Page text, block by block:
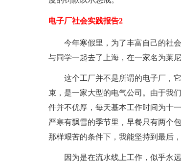
电子厂社会实践报告2
今年寒假里，为了丰富自己的社
与同学一起去了上海，在一家名为莱
这个工厂并不是所谓的电子厂，
束，是一家大型的电气公司。由于我
件并不优厚，每天基本工作时间为十
严寒有飘雪的季节里，早餐只有两个
那样艰苦的条件下，我能坚持到最后
因为是在流水线上工作，似乎永